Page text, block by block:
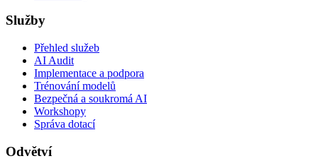
Služby
Přehled služeb
AI Audit
Implementace a podpora
Trénování modelů
Bezpečná a soukromá AI
Workshopy
Správa dotací
Odvětví